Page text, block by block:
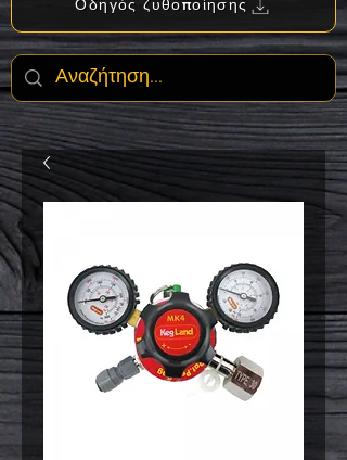
Οδηγός ζυθοποίησης